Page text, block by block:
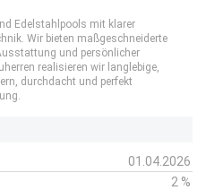
Edelstahlpools mit klarer
Wir bieten maßgeschneiderte
und persönlicher
realisieren wir langlebige,
durchdacht und perfekt
01.04.2026
2 %